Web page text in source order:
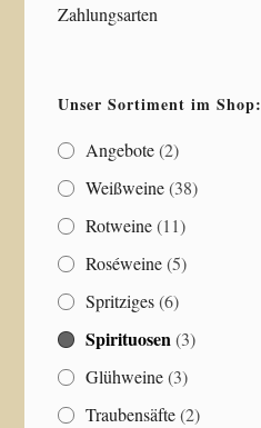
Zahlungsarten
Unser Sortiment im Shop:
Angebote (2)
Weißweine (38)
Rotweine (11)
Roséweine (5)
Spritziges (6)
Spirituosen (3)
Glühweine (3)
Traubensäfte (2)